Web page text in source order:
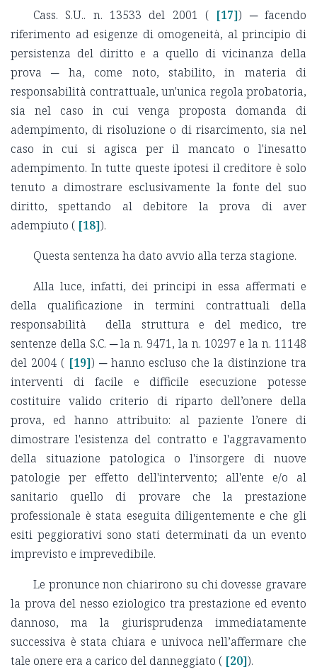
Cass. S.U.. n. 13533 del 2001 ( [17]) ─ facendo
riferimento ad esigenze di omogeneità, al principio di
persistenza del diritto e a quello di vicinanza della
prova ─ ha, come noto, stabilito, in materia di
responsabilità contrattuale, un'unica regola probatoria,
sia nel caso in cui venga proposta domanda di
adempimento, di risoluzione o di risarcimento, sia nel
caso in cui si agisca per il mancato o l'inesatto
adempimento. In tutte queste ipotesi il creditore è solo
tenuto a dimostrare esclusivamente la fonte del suo
diritto, spettando al debitore la prova di aver
adempiuto ( [18]).
Questa sentenza ha dato avvio alla terza stagione.
Alla luce, infatti, dei principi in essa affermati e
della qualificazione in termini contrattuali della
responsabilità della struttura e del medico, tre
sentenze della S.C. ─ la n. 9471, la n. 10297 e la n. 11148
del 2004 ( [19]) ─ hanno escluso che la distinzione tra
interventi di facile e difficile esecuzione potesse
costituire valido criterio di riparto dell’onere della
prova, ed hanno attribuito: al paziente l’onere di
dimostrare l'esistenza del contratto e l'aggravamento
della situazione patologica o l'insorgere di nuove
patologie per effetto dell'intervento; all'ente e/o al
sanitario quello di provare che la prestazione
professionale è stata eseguita diligentemente e che gli
esiti peggiorativi sono stati determinati da un evento
imprevisto e imprevedibile.
Le pronunce non chiarirono su chi dovesse gravare
la prova del nesso eziologico tra prestazione ed evento
dannoso, ma la giurisprudenza immediatamente
successiva è stata chiara e univoca nell’affermare che
tale onere era a carico del danneggiato ( [20]).